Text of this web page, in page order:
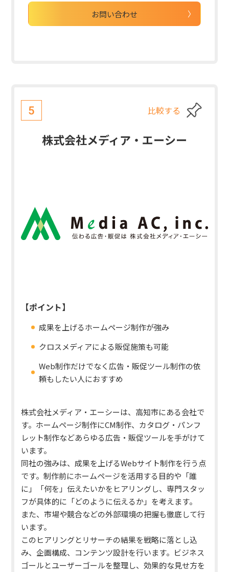
お問い合わせ
5 比較する
株式会社メディア・エーシー
【ポイント】
成果を上げるホームページ制作が強み
クロスメディアによる販促施策も可能
Web制作だけでなく広告・販促ツール制作の依
頼もしたい人におすすめ
株式会社メディア・エーシーは、高知市にある会社で
す。ホームページ制作にCM制作、カタログ・パンフ
レット制作などあらゆる広告・販促ツールを手がけて
います。
同社の強みは、成果を上げるWebサイト制作を行う点
です。制作前にホームページを活用する目的や「誰
に」「何を」伝えたいかをヒアリングし、専門スタッ
フが具体的に「どのように伝えるか」を考えます。
また、市場や競合などの外部環境の把握も徹底して行
います。
このヒアリングとリサーチの結果を戦略に落とし込
み、企画構成、コンテンツ設計を行います。ビジネス
ゴールとユーザーゴールを整理し、効果的な見せ方を